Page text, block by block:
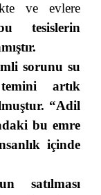
ve evlere
tesislerin
sorunu su
artık
“Adil
bu emre
içinde
satılması